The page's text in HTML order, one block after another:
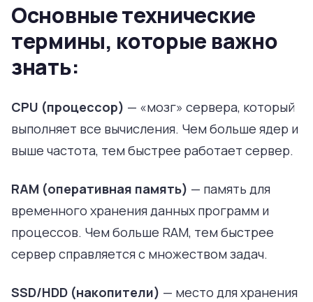
Основные технические
термины, которые важно
знать:
CPU (процессор) — «мозг» сервера, который
выполняет все вычисления. Чем больше ядер и
выше частота, тем быстрее работает сервер.
RAM (оперативная память) — память для
временного хранения данных программ и
процессов. Чем больше RAM, тем быстрее
сервер справляется с множеством задач.
SSD/HDD (накопители) — место для хранения